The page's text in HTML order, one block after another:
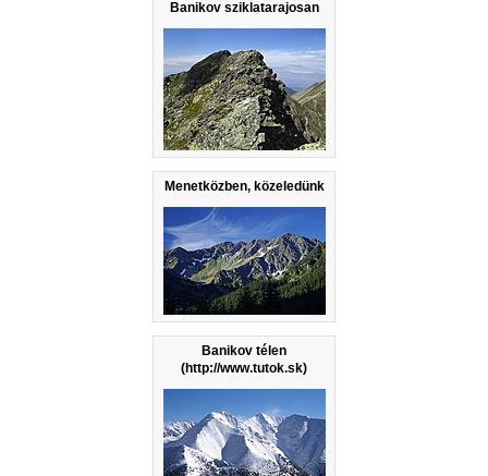
Banikov sziklatarajosan
Menetközben, közeledünk
Banikov télen
(http://www.tutok.sk)